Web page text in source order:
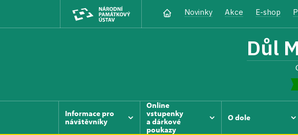
Novinky Akce E-shop
Důl
Informace pro
návštěvníky
Online
vstupenky
a dárkové
poukazy
O dole